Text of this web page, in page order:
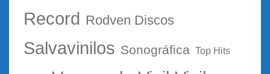
Record Rodven Discos
Salvavinilos Sonográfica Top Hits